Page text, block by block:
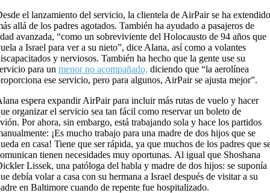
el lanzamiento del servicio, la clientela de AirPair se ha extendido
allá de los padres agotados. También ha ayudado a pasajeros de
avanzada, “como un sobreviviente del Holocausto de 94 años que
a Israel para ver a su nieto”, dice Alana, así como a volantes
y nerviosos. También ha hecho que la gente use su
para un menor no acompañado, diciendo que “la aerolínea
ese servicio, pero para algunos, AirPair se ajusta mejor”.
espera expandir AirPair para incluir más rutas de vuelo y hacer
organizar el servicio sea tan fácil como reservar un boleto de
Por ahora, sin embargo, está trabajando sola y hace los partidos
¡Es mucho trabajo para una madre de dos hijos que se
en casa! Tiene que ser rápida, ya que muchos de los padres que
tienen necesidades muy oportunas. Al igual que Shoshana
Lissek, una patóloga del habla y madre de dos hijos: se suponía
debía volar a casa con su hermana a Israel después de visitar a su
en Baltimore cuando de repente fue hospitalizado.